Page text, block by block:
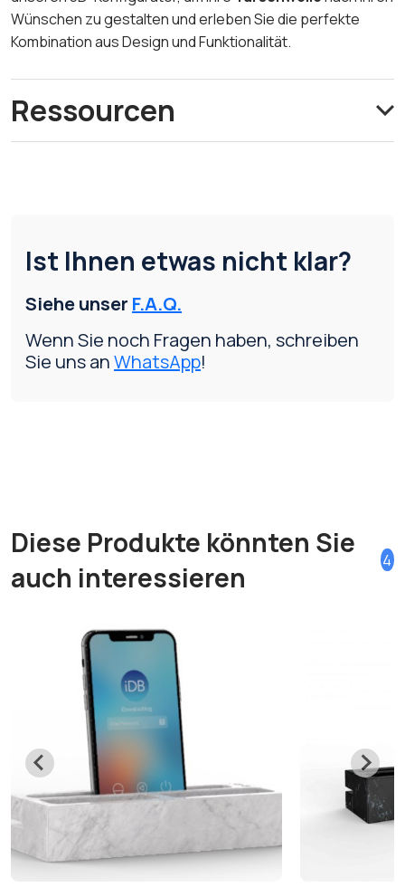
Wünschen zu gestalten und erleben Sie die perfekte
Kombination aus Design und Funktionalität.
Ressourcen
Ist Ihnen etwas nicht klar?
Siehe unser F.A.Q.
Wenn Sie noch Fragen haben, schreiben
Sie uns anWhatsApp!
Diese Produkte könnten Sie
auch interessieren
4